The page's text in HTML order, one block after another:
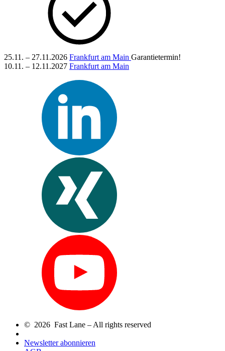
25.11. – 27.11.2026 Frankfurt am Main Garantietermin!
10.11. – 12.11.2027 Frankfurt am Main
© 2026 Fast Lane – All rights reserved
Newsletter abonnieren